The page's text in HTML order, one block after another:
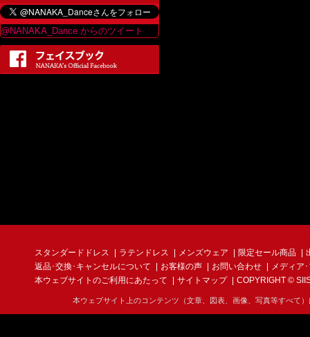
@NANAKA_Dance からのツイート
スタンダードドレス ラテンドレス メンズウェア 限定セール商品
返品･交換･キャンセルについて
お客様の声 お問い合わせ
メディア
本ウェブサイトのご利用にあたって
サイトマップ COPYRIGHT ©
本ウェブサイト上のコンテンツ（文章、図表、画像、写真等すべて